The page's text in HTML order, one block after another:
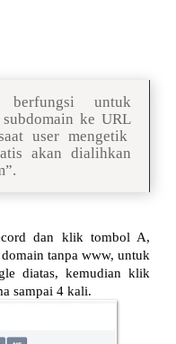
untuk
ke URL
user mengetik
akan dialihkan
dan klik tombol A,
tanpa www, untuk
diatas, kemudian klik
sampai 4 kali.